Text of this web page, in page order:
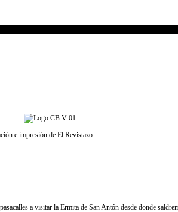
e impresión de El Revistazo.
a visitar la Ermita de San Antón desde donde